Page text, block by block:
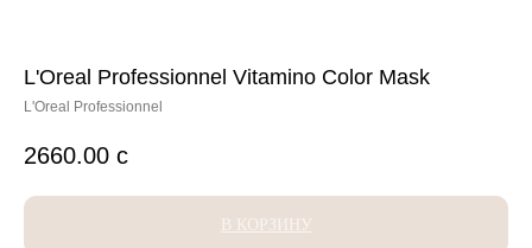
L'Oreal Professionnel Vitamino Color Mask
L'Oreal Professionnel
2660.00 с
В КОРЗИНУ